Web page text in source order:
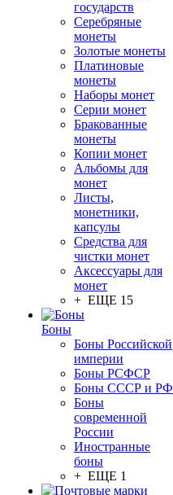
государств
Серебряные
монеты
Золотые монеты
Платиновые
монеты
Наборы монет
Серии монет
Бракованные
монеты
Копии монет
Альбомы для
монет
Листы,
монетники,
капсулы
Средства для
чистки монет
Аксессуары для
монет
+ ЕЩЕ 15
Боны
Боны Российской
империи
Боны РСФСР
Боны СССР и РФ
Боны
современной
России
Иностранные
боны
+ ЕЩЕ 1